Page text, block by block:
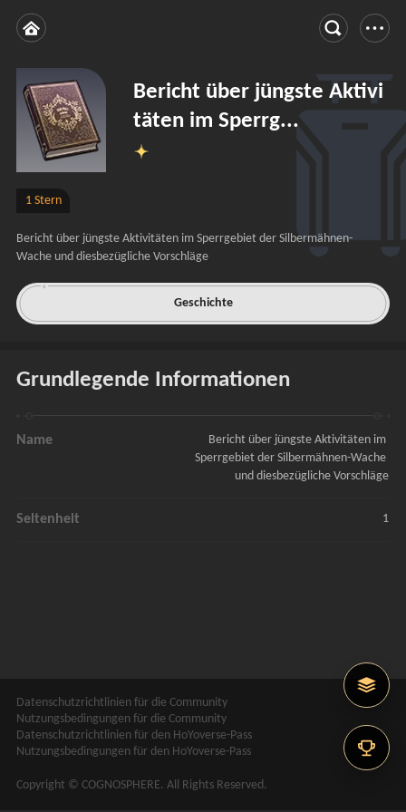
Bericht über jüngste Aktivi
täten im Sperrg...
1 Stern
Bericht über jüngste Aktivitäten im Sperrgebiet der Silbermähnen-
Wache und diesbezügliche Vorschläge
Geschichte
Grundlegende Informationen
Name
Bericht über jüngste Aktivitäten im
Sperrgebiet der Silbermähnen-Wache
und diesbezügliche Vorschläge
Seltenheit 1
Datenschutzrichtlinien für die Community
Nutzungsbedingungen für die Community
Datenschutzrichtlinien für den HoYoverse-Pass
Nutzungsbedingungen für den HoYoverse-Pass
Copyright © COGNOSPHERE. All Rights Reserved.